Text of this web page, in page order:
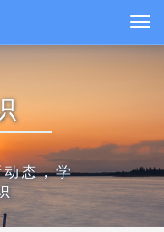
态，学